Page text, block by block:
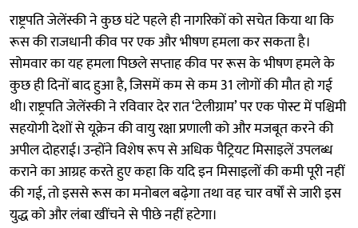
राष्ट्रपति जेलेंस्की ने कुछ घंटे पहले ही नागरिकों को सचेत किया था कि
रूस की राजधानी कीव पर एक और भीषण हमला कर सकता है।
सोमवार का यह हमला पिछले सप्ताह कीव पर रूस के भीषण हमले के
कुछ ही दिनों बाद हुआ है, जिसमें कम से कम 31 लोगों की मौत हो गई
थी। राष्ट्रपति जेलेंस्की ने रविवार देर रात ‘टेलीग्राम’ पर एक पोस्ट में पश्चिमी
सहयोगी देशों से यूक्रेन की वायु रक्षा प्रणाली को और मजबूत करने की
अपील दोहराई। उन्होंने विशेष रूप से अधिक पैट्रियट मिसाइलें उपलब्ध
कराने का आग्रह करते हुए कहा कि यदि इन मिसाइलों की कमी पूरी नहीं
की गई, तो इससे रूस का मनोबल बढ़ेगा तथा वह चार वर्षों से जारी इस
युद्ध को और लंबा खींचने से पीछे नहीं हटेगा।